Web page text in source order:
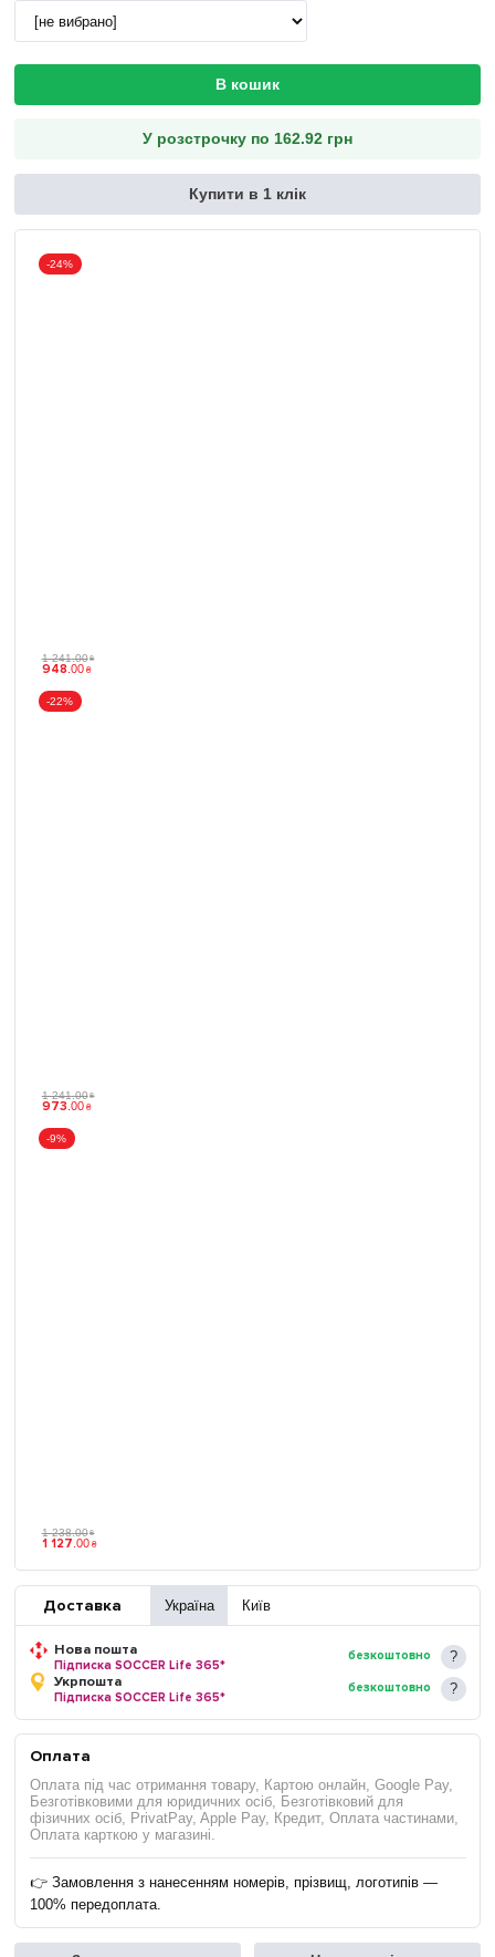
В кошик
У розстрочку по 162.92 грн
Купити в 1 клік
-24%
1 241.00 ₴
948 00 ₴
-22%
1 241.00 ₴
973 00 ₴
-9%
1 238.00 ₴
1 127 00 ₴
Доставка Україна Київ
Нова пошта
Підписка SOCCER Life 365*
безкоштовно
Укрпошта
Підписка SOCCER Life 365*
безкоштовно
Оплата
Оплата під час отримання товару, Картою онлайн, Google Pay,
Безготівковими для юридичних осіб, Безготівковий для
фізичних осіб, PrivatPay, Apple Pay, Кредит, Оплата частинами,
Оплата карткою у магазині.
👉 Замовлення з нанесенням номерів, прізвищ, логотипів —
100% передоплата.